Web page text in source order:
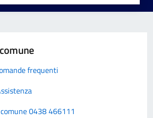
frequenti
0438 466111